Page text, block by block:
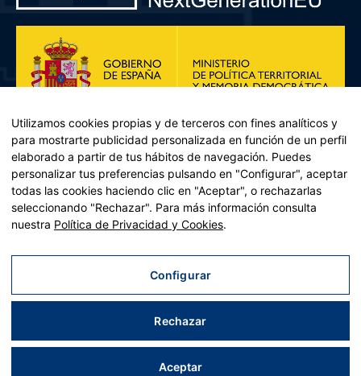
Plan de Recuperación, Transformación y Resiliencia – Financiado por
Recuperación y resiliencia, establecido por el Reglamento (UE)
2021/241 del Parlamento Europeo y del Consejo, de 12 de febrero
Aviso legal|Política de privacidad|Política de cookies|Accesibilidad|Mapa web
| Desarrollado porTrestristes
Utilizamos cookies propias y de terceros con fines analíticos y
para mostrarte publicidad personalizada en función de un perfil
elaborado a partir de tus hábitos de navegación. Puedes
personalizar tus preferencias pulsando en "Configurar", aceptar
todas las cookies haciendo clic en "Aceptar", o rechazarlas
seleccionando "Rechazar". Para más información consulta
nuestra Política de Privacidad y Cookies.
Configurar
Rechazar
Aceptar